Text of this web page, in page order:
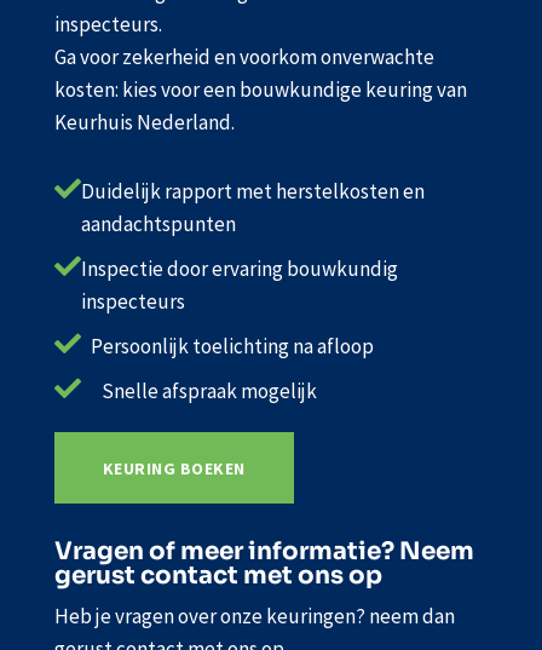
inspecteurs.
Ga voor zekerheid en voorkom onverwachte
kosten: kies voor een bouwkundige keuring van
Keurhuis Nederland.
Duidelijk rapport met herstelkosten en
aandachtspunten
Inspectie door ervaring bouwkundig
inspecteurs
 Persoonlijk toelichting na afloop

Snelle afspraak mogelijk
KEURING BOEKEN
Vragen of meer informatie? Neem
gerust contact met ons op
Heb je vragen over onze keuringen? neem dan